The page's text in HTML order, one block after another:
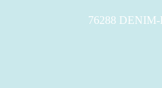
76288